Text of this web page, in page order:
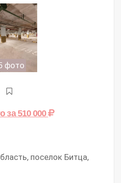
фото
за 510 000
поселок Битца,